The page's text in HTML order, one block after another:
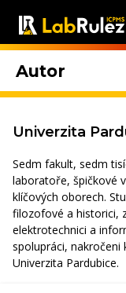
Autor
Univerzita
Sedm fakult, sedm
laboratoře, špičkové
klíčových oborech.
filozofové a historici,
elektrotechnici a
spolupráci,
Univerzita Pardubice.